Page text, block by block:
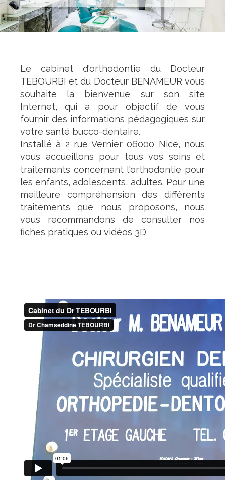
Le cabinet d'orthodontie du Docteur
TEBOURBI et du Docteur BENAMEUR vous
souhaite la bienvenue sur son site
Internet, qui a pour objectif de vous
fournir des informations pédagogiques sur
votre santé bucco-dentaire.
Installé à 2 rue Vernier 06000 Nice, nous
vous accueillons pour tous vos soins et
traitements concernant l'orthodontie pour
les enfants, adolescents, adultes. Pour une
meilleure compréhension des différents
traitements que nous proposons, nous
vous recommandons de consulter nos
fiches pratiques ou vidéos 3D